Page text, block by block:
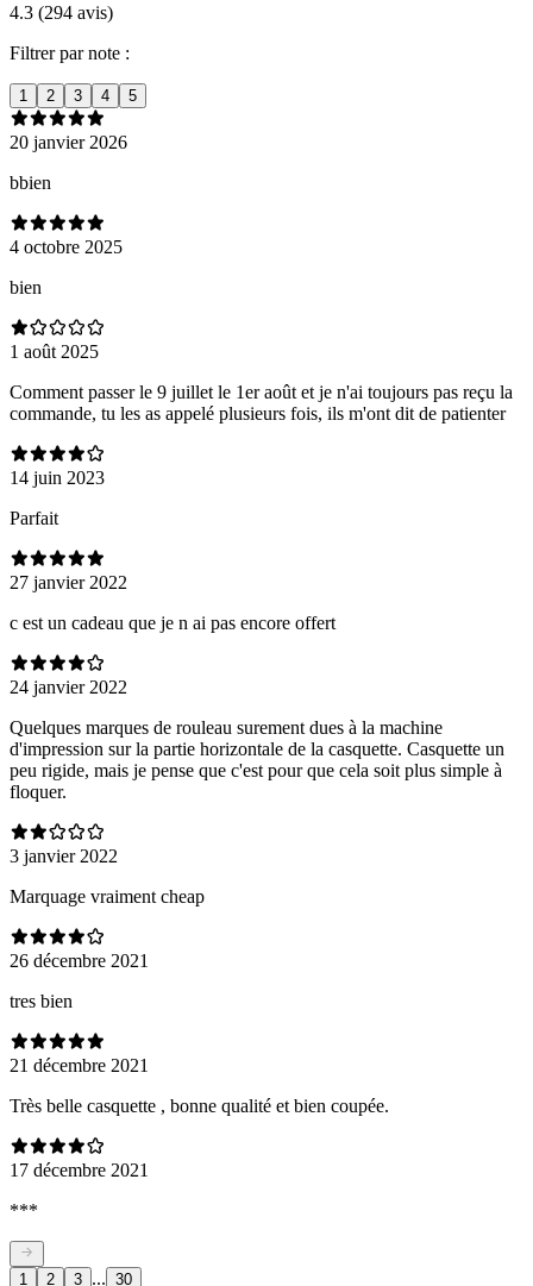
4.3 (294 avis)
Filtrer par note :
1 2 3 4 5
20 janvier 2026
bbien
4 octobre 2025
bien
1 août 2025
Comment passer le 9 juillet le 1er août et je n'ai toujours pas reçu la
commande, tu les as appelé plusieurs fois, ils m'ont dit de patienter
14 juin 2023
Parfait
27 janvier 2022
c est un cadeau que je n ai pas encore offert
24 janvier 2022
Quelques marques de rouleau surement dues à la machine
d'impression sur la partie horizontale de la casquette. Casquette un
peu rigide, mais je pense que c'est pour que cela soit plus simple à
floquer.
3 janvier 2022
Marquage vraiment cheap
26 décembre 2021
tres bien
21 décembre 2021
Très belle casquette , bonne qualité et bien coupée.
17 décembre 2021
***
1 2 3 ... 30